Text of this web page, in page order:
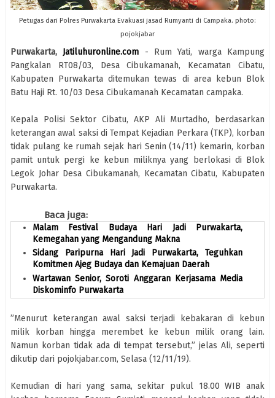
Petugas dari Polres Purwakarta Evakuasi jasad Rumyanti di Campaka. photo:
pojokjabar
Purwakarta, Jatiluhuronline.com - Rum Yati, warga Kampung
Pangkalan RT08/03, Desa Cibukamanah, Kecamatan Cibatu,
Kabupaten Purwakarta ditemukan tewas di area kebun Blok
Batu Haji Rt. 10/03 Desa Cibukamanah Kecamatan campaka.
Kepala Polisi Sektor Cibatu, AKP Ali Murtadho, berdasarkan
keterangan awal saksi di Tempat Kejadian Perkara (TKP), korban
tidak pulang ke rumah sejak hari Senin (14/11) kemarin, korban
pamit untuk pergi ke kebun miliknya yang berlokasi di Blok
Legok Johar Desa Cibukamanah, Kecamatan Cibatu, Kabupaten
Purwakarta.
Baca juga:
Malam Festival Budaya Hari Jadi Purwakarta,
Kemegahan yang Mengandung Makna
Sidang Paripurna Hari Jadi Purwakarta, Teguhkan
Komitmen Ajeg Budaya dan Kemajuan Daerah
Wartawan Senior, Soroti Anggaran Kerjasama Media
Diskominfo Purwakarta
”Menurut keterangan awal saksi terjadi kebakaran di kebun
milik korban hingga merembet ke kebun milik orang lain.
Namun korban tidak ada di tempat tersebut,” jelas Ali, seperti
dikutip dari pojokjabar.com, Selasa (12/11/19).
Kemudian di hari yang sama, sekitar pukul 18.00 WIB anak